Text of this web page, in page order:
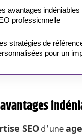
avantages indéniables
professionnelle
stratégies de
pour un
SEO d’une